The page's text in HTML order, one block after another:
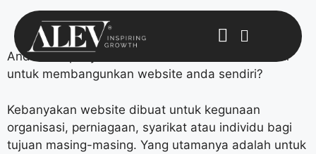
Anda Mempunyai Website? Atau baru berfikir-fikir
untuk membangunkan website anda sendiri?
Kebanyakan website dibuat untuk kegunaan
organisasi, perniagaan, syarikat atau individu bagi
tujuan masing-masing. Yang utamanya adalah untuk